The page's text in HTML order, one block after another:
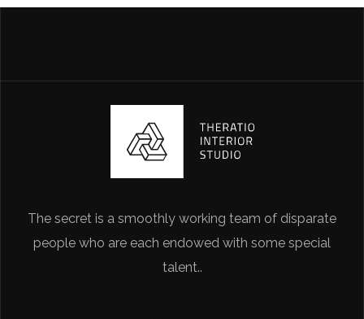
The secret is a smoothly working team of disparate
people who are each endowed with some special
talent..